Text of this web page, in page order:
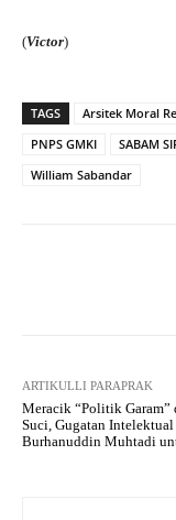
(Victor)
TAGS Arsitek Moral
PNPS GMKI
SABAM
William Sabandar
ARTIKULLI PARAPRAK
Meracik “Politik Garam”
Suci, Gugatan Intelektual
Burhanuddin Muhtadi